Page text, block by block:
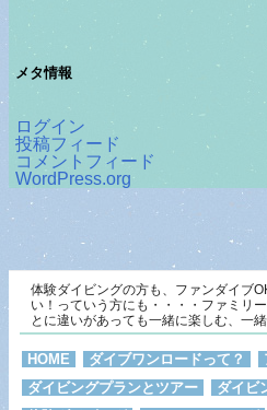
メタ情報
ログイン
投稿フィード
コメントフィード
WordPress.org
体験ダイビングの方も、ファンダイブ
い！っていう方にも・・・・ファミリ
とに違いがあっても一緒に楽しむ、一
HOME ダイブワンロードって？
ダイビングプランとツアー
ダイビ